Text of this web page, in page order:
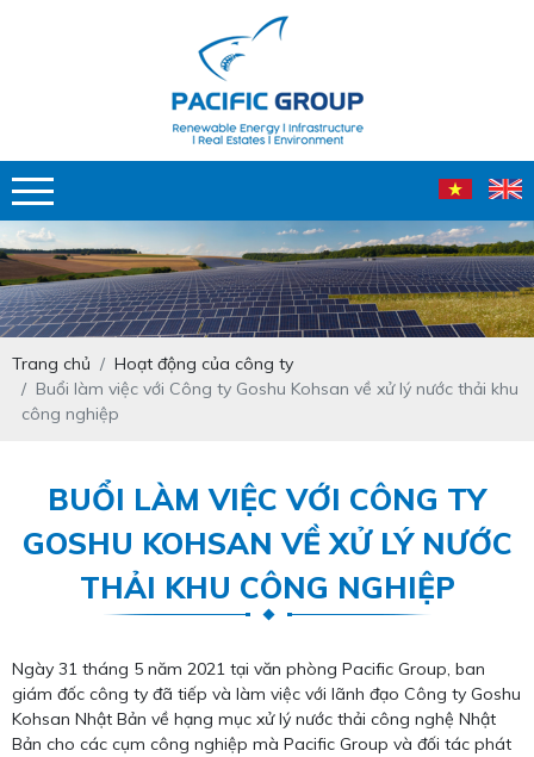
Trang chủ
Hoạt động của công ty
Buổi làm việc với Công ty Goshu Kohsan về xử lý nước thải khu
công nghiệp
BUỔI LÀM VIỆC VỚI CÔNG TY
GOSHU KOHSAN VỀ XỬ LÝ NƯỚC
THẢI KHU CÔNG NGHIỆP
Ngày 31 tháng 5 năm 2021 tại văn phòng Pacific Group, ban
giám đốc công ty đã tiếp và làm việc với lãnh đạo Công ty Goshu
Kohsan Nhật Bản về hạng mục xử lý nước thải công nghệ Nhật
Bản cho các cụm công nghiệp mà Pacific Group và đối tác phát